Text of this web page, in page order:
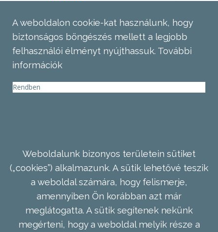
A weboldalon cookie-kat használunk, hogy
biztonságos böngészés mellett a legjobb
felhasználói élményt nyújthassuk. További
információk
Rendben
Weboldalunk bizonyos területein sütiket
(„cookies”) alkalmazunk. A sütik lehetővé teszik
a weboldal számára, hogy felismerje,
amennyiben Ön korábban azt már
meglátogatta. A sütik segítenek nekünk
megérteni, hogy a weboldal melyik része a